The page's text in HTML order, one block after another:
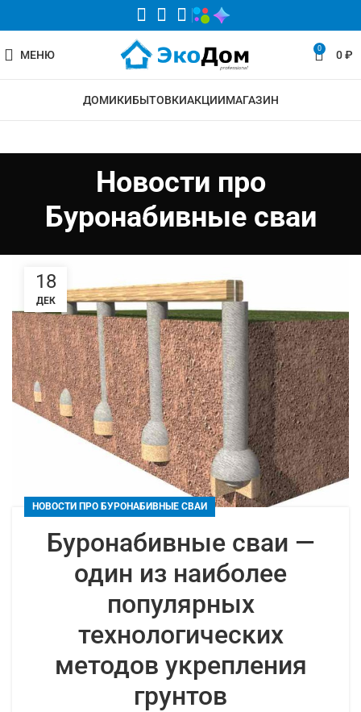
МЕНЮ 0 0₽
ДОМИКИБЫТОВКИАКЦИИМАГАЗИН
Новости про
Буронабивные сваи
18
ДЕК
НОВОСТИ ПРО БУРОНАБИВНЫЕ СВАИ
Буронабивные сваи —
один из наиболее
популярных
технологических
методов укрепления
грунтов